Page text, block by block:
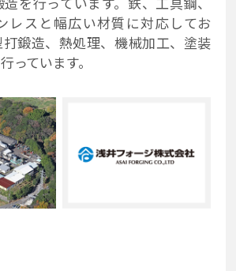
レスと幅広い材質に対応してお
打鍛造、熱処理、機械加工、塗装
っています。